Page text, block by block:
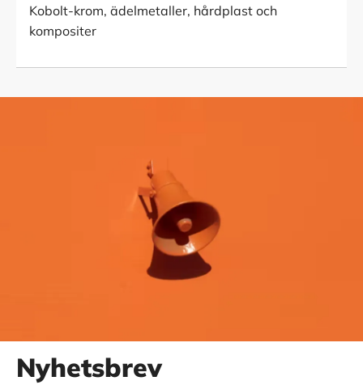
Kobolt-krom, ädelmetaller, hårdplast och
kompositer
Nyhetsbrev